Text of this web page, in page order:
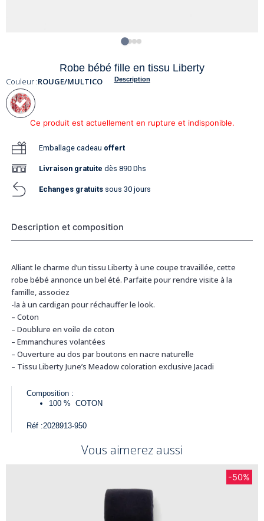
Robe bébé fille en tissu Liberty
Description
Couleur :ROUGE/MULTICO
Ce produit est actuellement en rupture et indisponible.
Emballage cadeau offert
Livraison gratuite dès 890 Dhs
Echanges gratuits sous 30 jours
Description et composition
Alliant le charme d’un tissu Liberty à une coupe travaillée, cette
robe bébé annonce un bel été. Parfaite pour rendre visite à la
famille, associez
-la à un cardigan pour réchauffer le look.
– Coton
– Doublure en voile de coton
– Emmanchures volantées
– Ouverture au dos par boutons en nacre naturelle
– Tissu Liberty June’s Meadow coloration exclusive Jacadi
Composition :
100 %
COTON
Réf :2028913-950
Vous aimerez aussi
-50%